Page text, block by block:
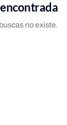
no existe.